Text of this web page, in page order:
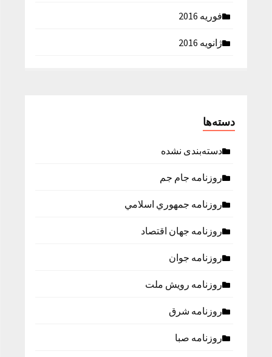
فوریه 2016
ژانویه 2016
دسته‌ها
دسته‌بندی نشده
روزنامه جام جم
روزنامه جمهوري اسلامي
روزنامه جهان اقتصاد
روزنامه جوان
روزنامه رویش ملت
روزنامه شرق
روزنامه صبا